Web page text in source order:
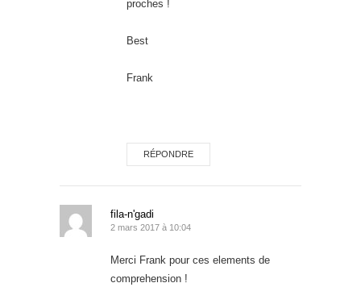
proches !
Best
Frank
RÉPONDRE
fila-n'gadi
2 mars 2017 à 10:04
Merci Frank pour ces elements de
comprehension !